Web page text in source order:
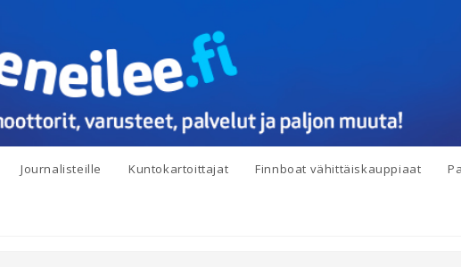
Journalisteille Kuntokartoittajat Finnboat vähittäiskauppiaat